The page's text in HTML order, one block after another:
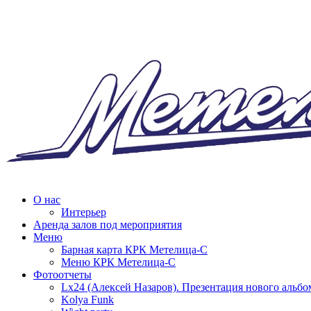
О нас
Интерьер
Аренда залов под мероприятия
Меню
Барная карта КРК Метелица-С
Меню КРК Метелица-С
Фотоотчеты
Lx24 (Алексей Назаров). Презентация нового
Kolya Funk